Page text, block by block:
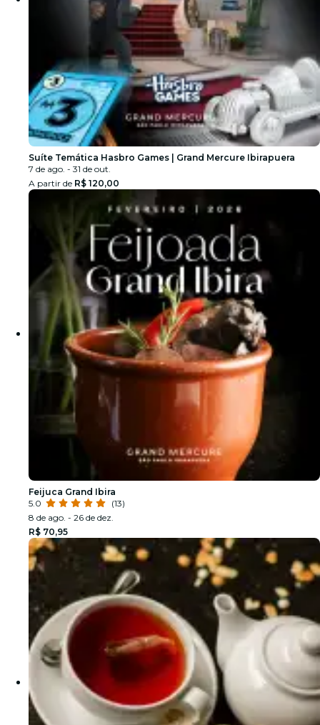
Suíte Temática Hasbro Games | Grand Mercure Ibirapuera
7 de ago. - 31 de out.
A partir de R$ 120,00
Feijuca Grand Ibira
5.0
(13)
8 de ago. - 26 de dez.
R$ 70,95